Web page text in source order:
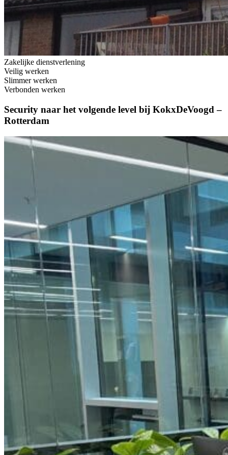
Zakelijke dienstverlening
Veilig werken
Slimmer werken
Verbonden werken
Security naar het volgende level bij KokxDeVoogd –
Rotterdam